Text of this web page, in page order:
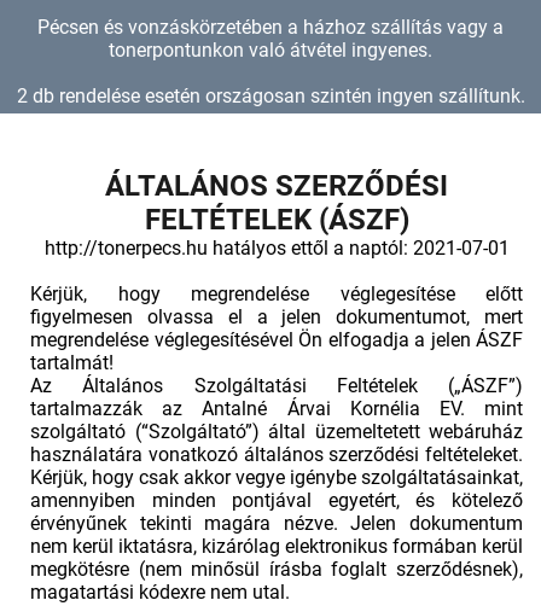
Pécsen és vonzáskörzetében a házhoz szállítás vagy a
tonerpontunkon való átvétel ingyenes.
2 db rendelése esetén országosan szintén ingyen szállítunk.
ÁLTALÁNOS SZERZŐDÉSI
FELTÉTELEK (ÁSZF)
http://tonerpecs.hu hatályos ettől a naptól: 2021-07-01
Kérjük, hogy megrendelése véglegesítése előtt
figyelmesen olvassa el a jelen dokumentumot, mert
megrendelése véglegesítésével Ön elfogadja a jelen ÁSZF
tartalmát!
Az Általános Szolgáltatási Feltételek („ÁSZF”)
tartalmazzák az Antalné Árvai Kornélia EV. mint
szolgáltató (“Szolgáltató”) által üzemeltetett webáruház
használatára vonatkozó általános szerződési feltételeket.
Kérjük, hogy csak akkor vegye igénybe szolgáltatásainkat,
amennyiben minden pontjával egyetért, és kötelező
érvényűnek tekinti magára nézve. Jelen dokumentum
nem kerül iktatásra, kizárólag elektronikus formában kerül
megkötésre (nem minősül írásba foglalt szerződésnek),
magatartási kódexre nem utal.